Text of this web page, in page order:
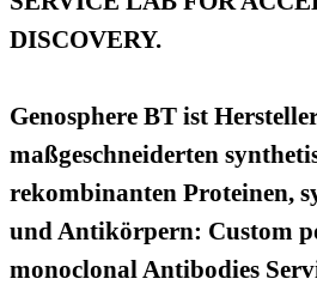
DISCOVERY.
Genosphere BT ist
maßgeschneiderten
rekombinanten Proteinen,
und Antikörpern: Custom
monoclonal Antibodies